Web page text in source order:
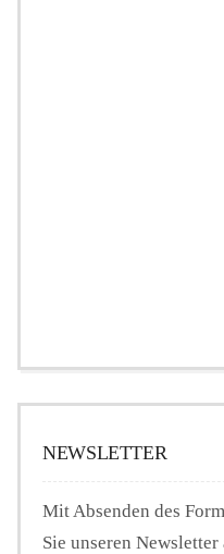
NEWSLETTER
Mit Absenden des
Sie unseren